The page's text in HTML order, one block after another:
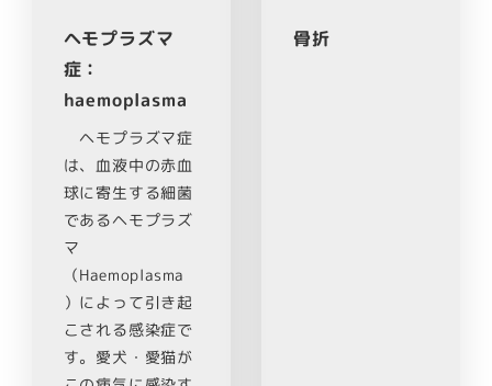
ヘモプラズマ
症：
haemoplasma
ヘモプラズマ症
は、血液中の赤血
球に寄生する細菌
であるヘモプラズ
マ
（Haemoplasma
）によって引き起
こされる感染症で
す。愛犬・愛猫が
骨折